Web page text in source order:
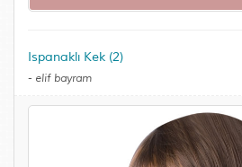
Ispanaklı Kek (2)
- elif bayram